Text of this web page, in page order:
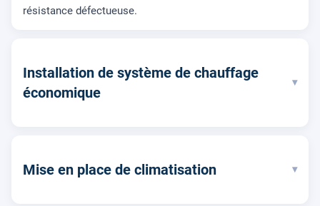
résistance défectueuse.
Installation de système de chauffage
économique
▾
Mise en place de climatisation ▾